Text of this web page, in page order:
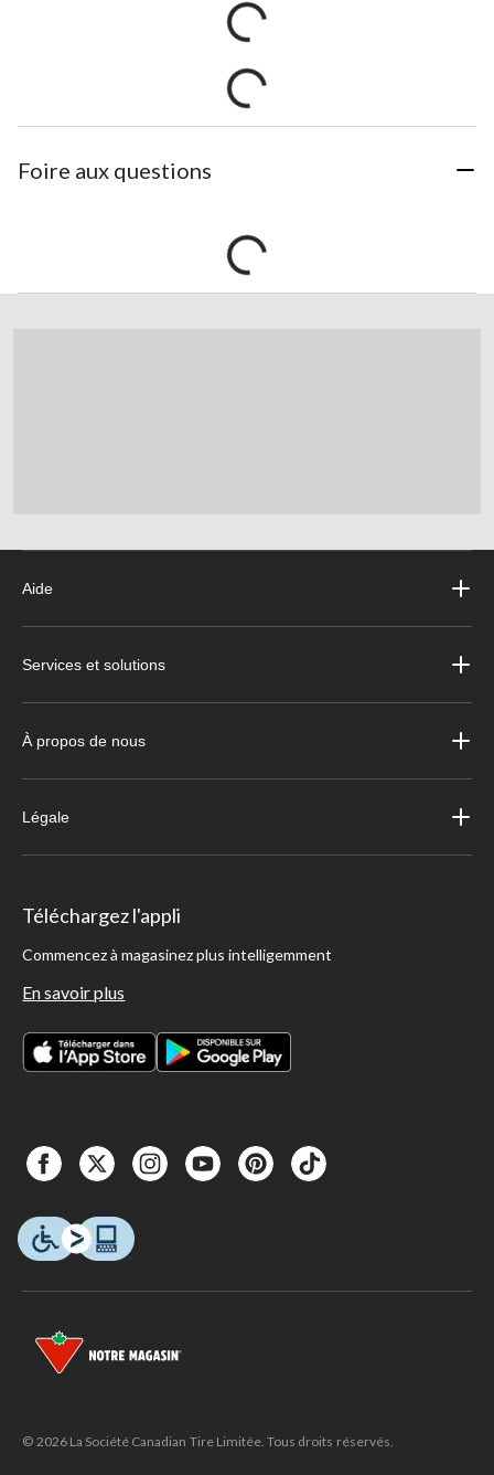
Foire aux questions
Aide
Services et solutions
À propos de nous
Légale
Téléchargez l'appli
Commencez à magasinez plus intelligemment
En savoir plus
© 2026 La Société Canadian Tire Limitée. Tous droits réservés.